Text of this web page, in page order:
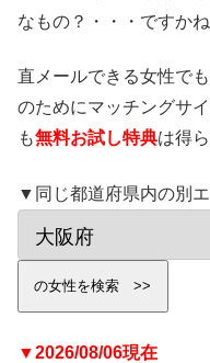
なもの？・・・ですかね
直メールできる女性で
のためにマッチングサ
も無料お試し特典は得
▼同じ都道府県内の別
▼2026/08/06現在